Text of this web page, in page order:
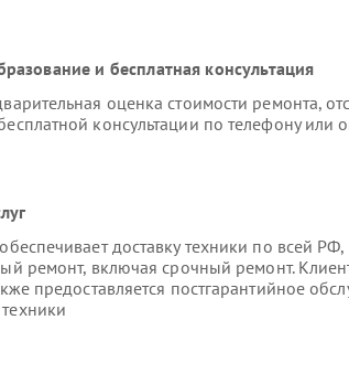
и бесплатная консультация
оценка стоимости ремонта,
консультации по телефону или
доставку техники по всей
ремонт, включая срочный ремонт.
предоставляется постгарантийное